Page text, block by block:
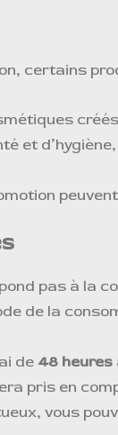
certains
et
pas à la
de la
de48 heures
pris en
vous